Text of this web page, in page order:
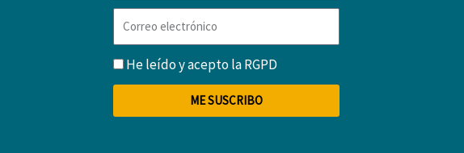
Correo
electrónico
RGPDHe leído y acepto laRGPD
ME SUSCRIBO